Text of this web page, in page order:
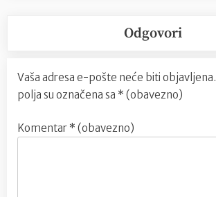
Odgovori
Vaša adresa e-pošte neće biti objavljena.
polja su označena sa * (obavezno)
Komentar * (obavezno)